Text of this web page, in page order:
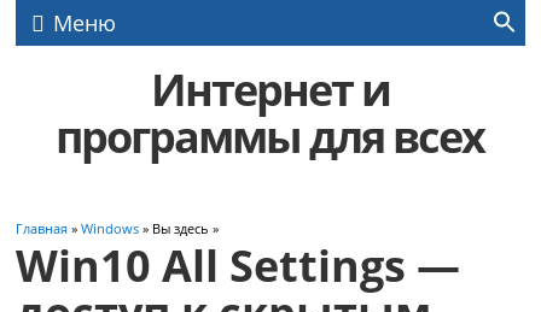
Меню
Интернет и
программы для всех
Главная »Windows » Вы здесь »
Win10 All Settings —